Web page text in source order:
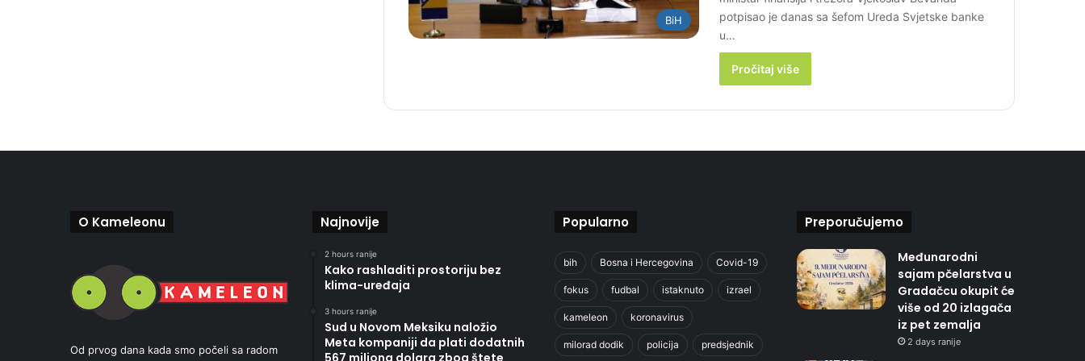
BiH
potpisao je danas sa šefom Ureda Svjetske banke
u…
Pročitaj više
O Kameleonu
Od prvog dana kada smo počeli sa radom
Najnovije
2 hours ranije
Kako rashladiti prostoriju bez
klima-uređaja
3 hours ranije
Sud u Novom Meksiku naložio
Meta kompaniji da plati dodatnih
567 miliona dolara zbog štete
Popularno
bih Bosna i Hercegovina Covid-19
fokus fudbal istaknuto izrael
kameleon koronavirus
milorad dodik policija predsjednik
Preporučujemo
Međunarodni
sajam pčelarstva u
Gradačcu okupit će
više od 20 izlagača
iz pet zemalja
2 days ranije